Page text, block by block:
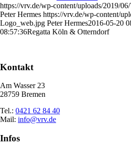
https://vrv.de/wp-content/uploads/2019/
Peter Hermes https://vrv.de/wp-content/
Logo_web.jpg Peter Hermes2016-05-20
08:57:36Regatta Köln & Otterndorf
Kontakt
Am Wasser 23
28759 Bremen
Tel.: 0421 62 84 40
Mail: info@vrv.de
Infos